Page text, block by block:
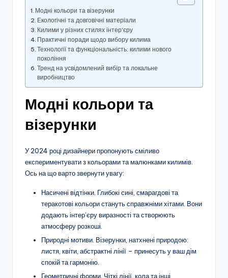
Модні кольори та візерунки
Екологічні та довговічні матеріали
Килими у різних стилях інтер’єру
Практичні поради щодо вибору килима
Технології та функціональність: килими нового
покоління
Тренд на усвідомлений вибір та локальне
виробництво
Модні кольори та
візерунки
У 2024 році дизайнери пропонують сміливо
експериментувати з кольорами та малюнками килимів.
Ось на що варто звернути увагу:
Насичені відтінки. Глибокі сині, смарагдові та
теракотові кольори стануть справжніми хітами. Вони
додають інтер’єру виразності та створюють
атмосферу розкоші.
Природні мотиви. Візерунки, натхнені природою:
листя, квіти, абстрактні лінії – принесуть у ваш дім
спокій та гармонію.
Геометричні форми. Чіткі лінії, кола та інші